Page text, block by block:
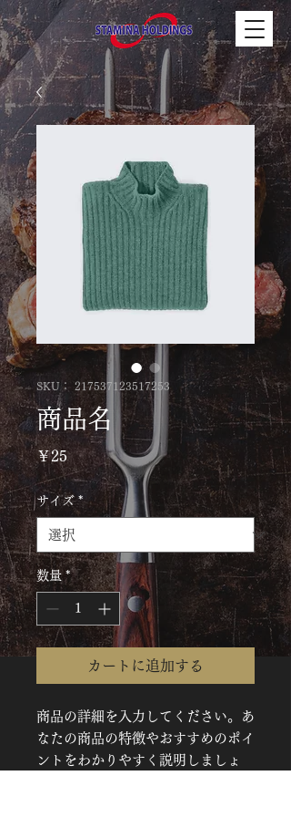
SKU： 217537123517253
商品名
￥25価
格
サイズ *
数量 *
カートに追加する
商品の詳細を入力してください。あ
なたの商品の特徴やおすすめのポイ
ントをわかりやすく説明しましょ